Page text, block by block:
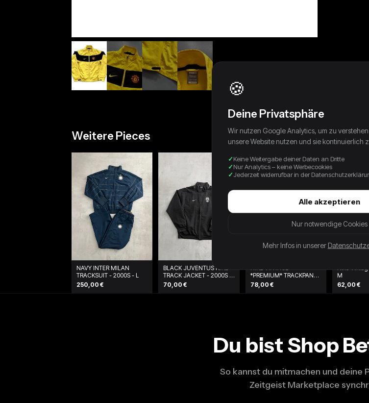
Weitere Pieces
NAVY INTER MILAN
TRACKSUIT - 2000S - L
250,00 €
BLACK JUVENTUS NIKE
TRACK JACKET - 2000S -
L
70,00 €
NIKE VINTAGE
*PREMIUM* TRACKPANTS
| L
78,00 €
Nike
M
62,00 €
Du bist Shop
So kannst du mitmachen und deine
Zeitgeist Marketplace
🍪
Deine Privatsphäre
Wir nutzen Google Analytics, um zu
unsere Website nutzen und sie kontinuierlich
Keine Weitergabe deiner Daten an Dritte
Nur Analytics – keine Werbecookies
Jederzeit widerrufbar in der
Alle akzeptieren
Nur notwendige Cookies
Mehr Infos in unserer